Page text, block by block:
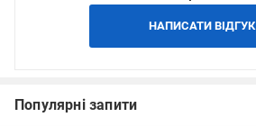
НАПИСАТИ ВІДГУК
Популярні запити